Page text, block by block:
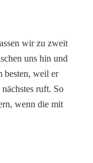
wir zu zweit
uns hin und
besten, weil er
ruft. So
wenn die mit